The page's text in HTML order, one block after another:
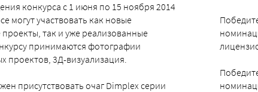
конкурса с 1 июня по 15 ноября 2014
могут участвовать как новые
так и уже реализованные
принимаются фотографии
проектов, 3Д-визуализация.
присутствовать очаг Dimplex серии